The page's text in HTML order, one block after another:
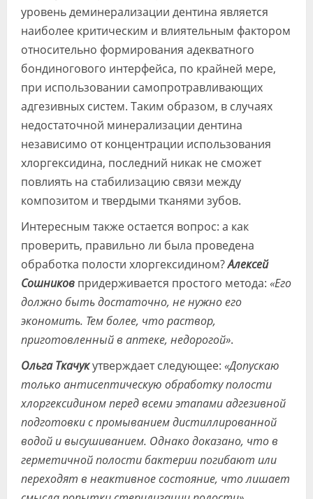
уровень деминерализации дентина является
наиболее критическим и влиятельным фактором
относительно формирования адекватного
бондиногового интерфейса, по крайней мере,
при использовании самопротравливающих
адгезивных систем. Таким образом, в случаях
недостаточной минерализации дентина
независимо от концентрации использования
хлоргексидина, последний никак не сможет
повлиять на стабилизацию связи между
композитом и твердыми тканями зубов.
Интересным также остается вопрос: а как
проверить, правильно ли была проведена
обработка полости хлоргексидином?Алексей
Сошников придерживается простого метода: «Его
должно быть достаточно, не нужно его
экономить. Тем более, что раствор,
приготовленный в аптеке, недорогой».
Ольга Ткачукутверждает следующее: «Допускаю
только антисептическую обработку полости
хлоргексидином перед всеми этапами адгезивной
подготовки с промыванием дистиллированной
водой и высушиванием. Однако доказано, что в
герметичной полости бактерии погибают или
переходят в неактивное состояние, что лишает